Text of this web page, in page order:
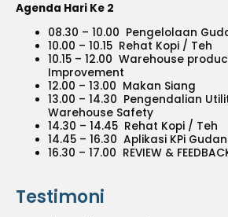
Agenda Hari Ke 2
08.30 – 10.00 Pengelolaan
10.00 – 10.15 Rehat Kopi / Teh
10.15 – 12.00 Warehouse
Improvement
12.00 – 13.00 Makan Siang
13.00 – 14.30 Pengendalian
Warehouse Safety
14.30 – 14.45 Rehat Kopi / Teh
14.45 – 16.30 Aplikasi KPi
16.30 – 17.00 REVIEW &
Testimoni